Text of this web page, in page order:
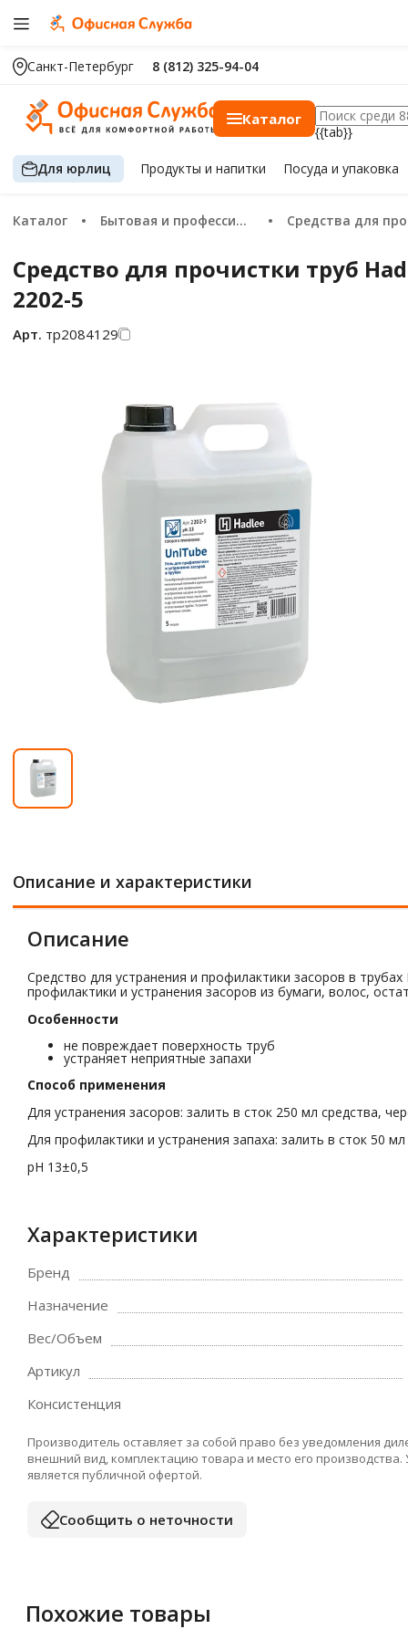
Санкт-Петербург 8 (812) 325-94-04
Каталог
{{tab}}
Для юрлиц Продуктыи напитки Посуда и упаковка
Каталог Бытовая и профессиональная химия Средства для
Средство для прочистки труб
2202-5
Арт. тр2084129
Описание и характеристики
Описание
Средство для устранения и профилактики засоров в
профилактики и устранения засоров из бумаги, волос,
Особенности
не повреждает поверхность труб
устраняет неприятные запахи
Способ применения
Для устранения засоров: залить в сток 250 мл средства,
Для профилактики и устранения запаха: залить в сток 50
pH 13±0,5
Характеристики
Бренд
Назначение
Вес/Объем
Артикул
Консистенция
Производитель оставляет за собой право без уведомления
внешний вид, комплектацию товара и место его
является публичной офертой.
Сообщить о неточности
Похожие товары